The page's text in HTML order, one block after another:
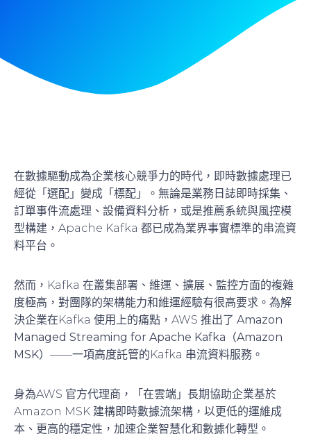
在數據驅動成為企業核心競爭力的時代，即時數據處理已
經從「選配」變成「標配」。無論是業務日誌即時採集、
訂單事件流處理、設備資料分析，或是推薦系統與風控模
型構建，Apache Kafka 都已成為業界事實標準的串流資
料平台。
然而，Kafka 在叢集部署、維運、擴展、監控方面的複雜
度極高，對團隊的架構能力和維運經驗有很高要求。為解
決企業在Kafka 使用上的痛點，AWS 推出了 Amazon
Managed Streaming for Apache Kafka（Amazon
MSK） ——一項高度託管的Kafka 串流資料服務。
身為AWS 官方代理商，「在雲端」長期協助企業基於
Amazon MSK 建構即時數據流架構，以更低的運維成
本、更高的穩定性，加速企業智慧化和數據化轉型。